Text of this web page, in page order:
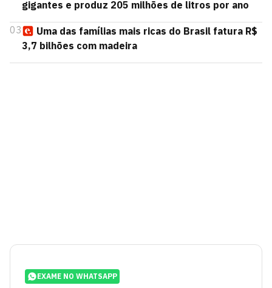
gigantes e produz 205 milhões de litros por ano
03
Uma das famílias mais ricas do Brasil fatura R$
3,7 bilhões com madeira
EXAME NO WHATSAPP